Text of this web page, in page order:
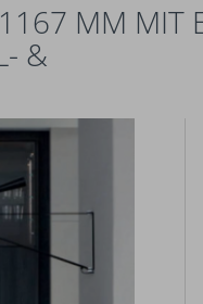
MM MIT
&